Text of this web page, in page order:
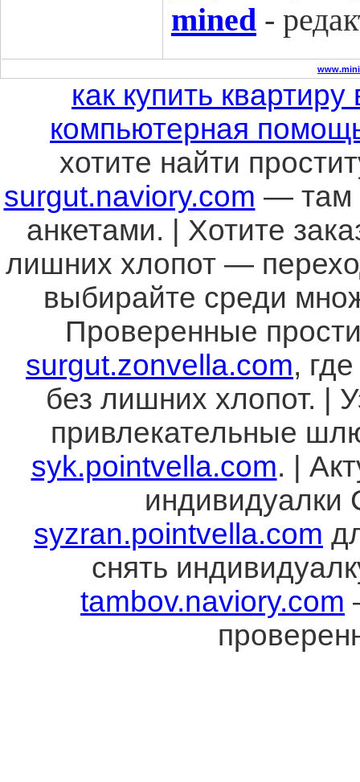
mined -
как купить квартиру
компьютерная
хотите найти
surgut.naviory.com — там
анкетами. | Хотите
лишних хлопот —
выбирайте среди
Проверенные
surgut.zonvella.com,
без лишних хлопот. |
привлекательные
syk.pointvella.com. |
индивидуалки
syzran.pointvella.com
снять
tambov.naviory.com